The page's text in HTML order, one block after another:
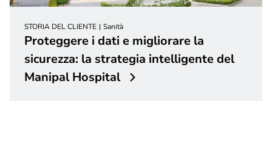
STORIA DEL CLIENTE Sanità
Proteggere i dati e migliorare la
sicurezza: la strategia intelligente del
Manipal Hospital